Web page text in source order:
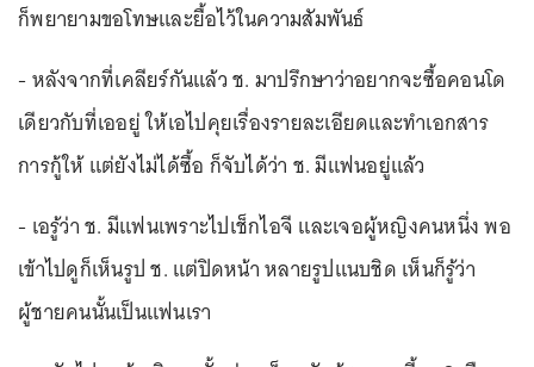
ก็พยายามขอโทษและยื้อไว้ในความสัมพันธ์
- หลังจากที่เคลียร์กันแล้ว ช. มาปรึกษาว่าอยากจะซื้อคอนโด
เดียวกับที่เออยู่ ให้เอไปคุยเรื่องรายละเอียดและทำเอกสาร
การกู้ให้ แต่ยังไม่ได้ซื้อ ก็จับได้ว่า ช. มีแฟนอยู่แล้ว
- เอรู้ว่า ช. มีแฟนเพราะไปเช็กไอจี และเจอผู้หญิงคนหนึ่ง พอ
เข้าไปดูก็เห็นรูป ช. แต่ปิดหน้า หลายรูปแนบชิด เห็นก็รู้ว่า
ผู้ชายคนนั้นเป็นแฟนเรา